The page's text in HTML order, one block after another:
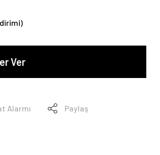
Ver
Alarmı Paylaş